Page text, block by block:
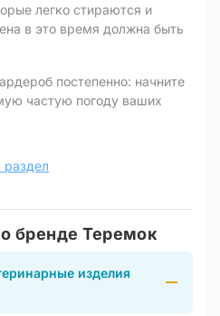
легко стираются и
в это время должна быть
постепенно: начните
частую погоду ваших
раздел
бренде Теремок
изделия